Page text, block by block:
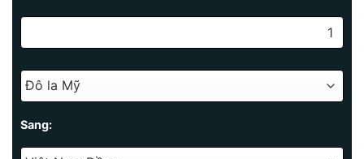
Sang: